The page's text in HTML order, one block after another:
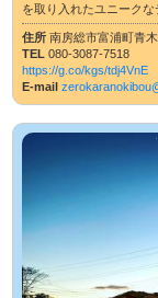
を取り入れたユニークな
住所南房総市富浦町青
TEL080-3087-7518
https://g.co/kgs/tdj4VnE
E-mail